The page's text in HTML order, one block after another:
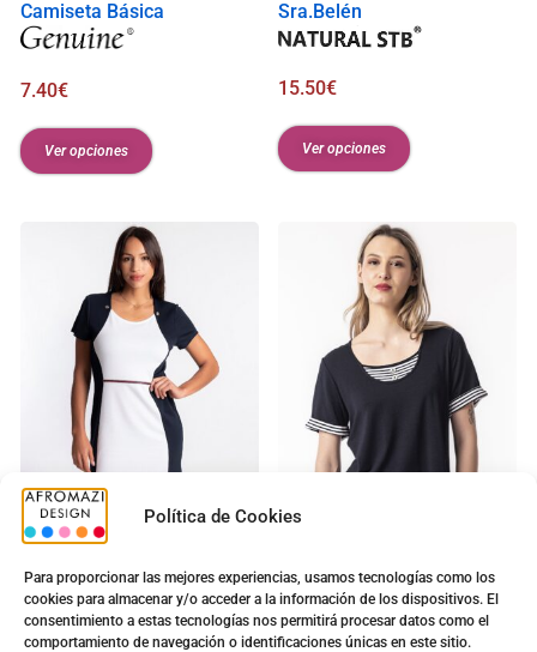
Política de Cookies
Para proporcionar las mejores experiencias, usamos tecnologías como los
cookies para almacenar y/o acceder a la información de los dispositivos. El
consentimiento a estas tecnologías nos permitirá procesar datos como el
comportamiento de navegación o identificaciones únicas en este sitio.
Camiseta Básica
7.40€
Ver opciones
Sra.Belén
15.50€
Ver opciones
NA-7002
Sra.Alice
NB-6170
Camiseta Elisa